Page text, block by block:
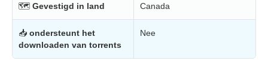
🗺 Gevestigd in land Canada
📥 ondersteunt het
downloaden van torrents
Nee